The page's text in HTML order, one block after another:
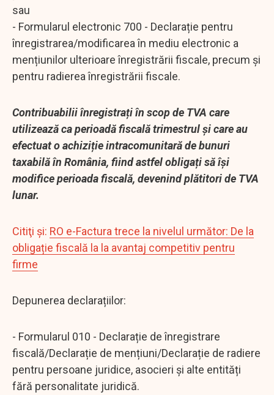
sau
- Formularul electronic 700 - Declarație pentru
înregistrarea/modificarea în mediu electronic a
mențiunilor ulterioare înregistrării fiscale, precum și
pentru radierea înregistrării fiscale.
Contribuabilii înregistrați în scop de TVA care
utilizează ca perioadă fiscală trimestrul și care au
efectuat o achiziție intracomunitară de bunuri
taxabilă în România, fiind astfel obligați să își
modifice perioada fiscală, devenind plătitori de TVA
lunar.
Citiţi şi: RO e-Factura trece la nivelul următor: De la
obligație fiscală la la avantaj competitiv pentru
firme
Depunerea declarațiilor:
- Formularul 010 - Declarație de înregistrare
fiscală/Declarație de mențiuni/Declarație de radiere
pentru persoane juridice, asocieri și alte entități
fără personalitate juridică.